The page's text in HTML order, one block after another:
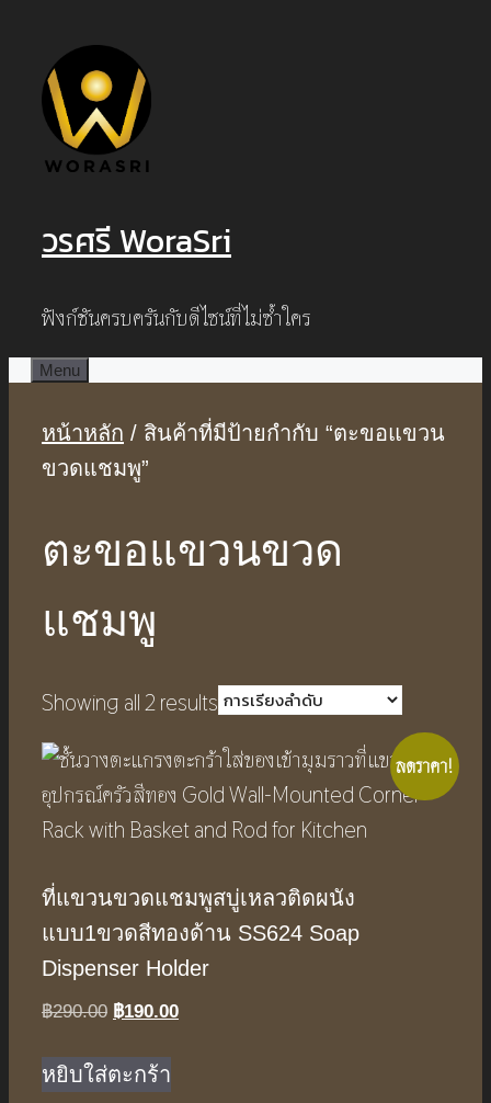
content
วรศรี WoraSri
ฟังก์ชันครบครันกับดีไซน์ที่ไม่ซ้ำใคร
Menu
หน้าหลัก / สินค้าที่มีป้ายกำกับ “ตะขอแขวน
ขวดแชมพู”
ตะขอแขวนขวด
แชมพู
Showing all 2 results
ลดราคา!
ที่แขวนขวดแชมพูสบู่เหลวติดผนัง
แบบ1ขวดสีทองด้าน SS624 Soap
Dispenser Holder
฿290.00 Original
was:
฿290.00.
฿190.00Current
หยิบใส่ตะกร้า